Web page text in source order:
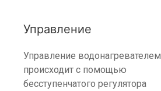
Управление
Управление водонагревателем
происходит с помощью
бесступенчатого регулятора